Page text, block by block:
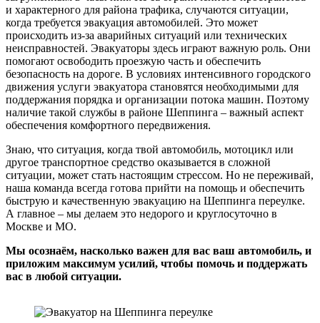
и характерного для района трафика, случаются ситуации,
когда требуется эвакуация автомобилей. Это может
происходить из-за аварийных ситуаций или технических
неисправностей. Эвакуаторы здесь играют важную роль. Они
помогают освободить проезжую часть и обеспечить
безопасность на дороге. В условиях интенсивного городского
движения услуги эвакуатора становятся необходимыми для
поддержания порядка и организации потока машин. Поэтому
наличие такой службы в районе Шеппинга – важный аспект
обеспечения комфортного передвижения.
Знаю, что ситуация, когда твой автомобиль, мотоцикл или
другое транспортное средство оказывается в сложной
ситуации, может стать настоящим стрессом. Но не переживай,
наша команда всегда готова прийти на помощь и обеспечить
быструю и качественную эвакуацию на Шеппинга переулке.
А главное – мы делаем это недорого и круглосуточно в
Москве и МО.
Мы осознаём, насколько важен для вас ваш автомобиль, и
приложим максимум усилий, чтобы помочь и поддержать
вас в любой ситуации.